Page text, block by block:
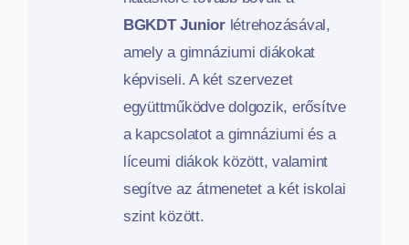
BGKDT Junior létrehozásával,
amely a gimnáziumi diákokat
képviseli. A két szervezet
együttműködve dolgozik, erősítve
a kapcsolatot a gimnáziumi és a
líceumi diákok között, valamint
segítve az átmenetet a két iskolai
szint között.